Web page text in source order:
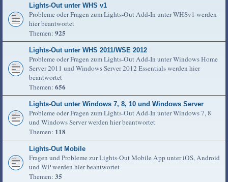
Lights-Out unter WHS v1
Probleme oder Fragen zum Lights-Out Add-In unter WHSv1 werden
hier beantwortet
Themen: 925
Lights-Out unter WHS 2011/WSE 2012
Probleme oder Fragen zum Lights-Out Add-In unter Windows Home
Server 2011 und Windows Server 2012 Essentials werden hier
beantwortet
Themen: 656
Lights-Out unter Windows 7, 8, 10 und Windows Server
Probleme oder Fragen zum Lights-Out Add-In unter Windows 7, 8
und Windows Server werden hier beantwortet
Themen: 118
Lights-Out Mobile
Fragen und Probleme zur Lights-Out Mobile App unter iOS, Android
und WP werden hier beantwortet
Themen: 35